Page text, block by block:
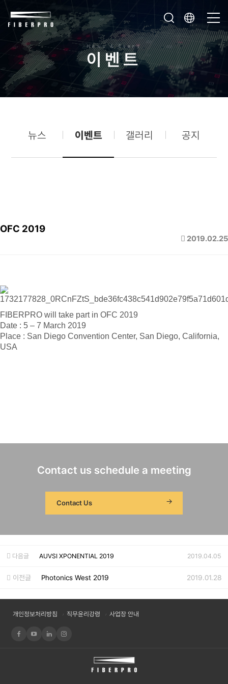
News & Event
이벤트
뉴스 이벤트 갤러리 공지
OFC 2019
2019.02.25
FIBERPRO will take part in OFC 2019
Date : 5 – 7 March 2019
Place : San Diego Convention Center, San Diego, California,
USA
Contact us schedule a meeting
Contact Us
다음글 AUVSI XPONENTIAL 2019 2019.04.05
이전글 Photonics West 2019 2019.01.28
개인정보처리방침 직무윤리강령 사업장 안내